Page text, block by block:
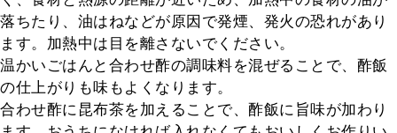
落ちたり、油はねなどが原因で発煙、発火の恐れがあり
ます。加熱中は目を離さないでください。
温かいごはんと合わせ酢の調味料を混ぜることで、酢飯
の仕上がりも味もよくなります。
合わせ酢に昆布茶を加えることで、酢飯に旨味が加わり